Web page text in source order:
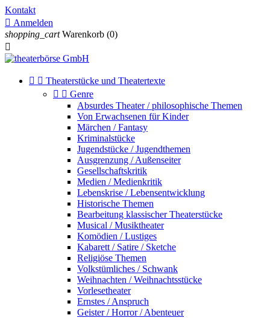
Kontakt
 Anmelden
shopping_cart Warenkorb (0)

  Theaterstücke und Theatertexte
  Genre
Absurdes Theater / philosophische Themen
Von Erwachsenen für Kinder
Märchen / Fantasy
Kriminalstücke
Jugendstücke / Jugendthemen
Ausgrenzung / Außenseiter
Gesellschaftskritik
Medien / Medienkritik
Lebenskrise / Lebensentwicklung
Historische Themen
Bearbeitung klassischer Theaterstücke
Musical / Musiktheater
Komödien / Lustiges
Kabarett / Satire / Sketche
Religiöse Themen
Volkstümliches / Schwank
Weihnachten / Weihnachtsstücke
Vorlesetheater
Ernstes / Anspruch
Geister / Horror / Abenteuer